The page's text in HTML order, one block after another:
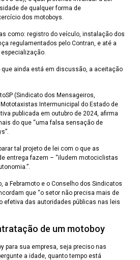
de qualquer forma de
dos motoboys.
como: registro do veículo, instalação dos
regulamentados pelo Contran, e até a
que ainda está em discussão, a aceitação
(Sindicato dos Mensageiros,
Intermunicipal do Estado de
publicada em outubro de 2024, afirma
do que “uma falsa sensação de
tal projeto de lei com o que as
entrega fazem – “iludem motociclistas
a Febramoto e o Conselho dos Sindicatos
que “o setor não precisa mais de
efetiva das autoridades públicas nas leis
de um motoboy
para sua empresa, seja preciso nas
a idade, quanto tempo está